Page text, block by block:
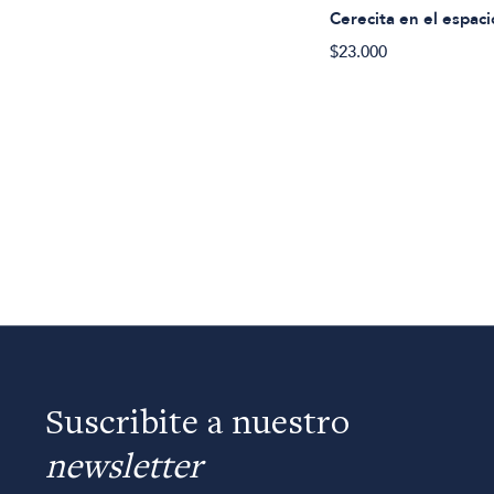
Cerecita en el
$23.000
Suscribite a nuestro
newsletter